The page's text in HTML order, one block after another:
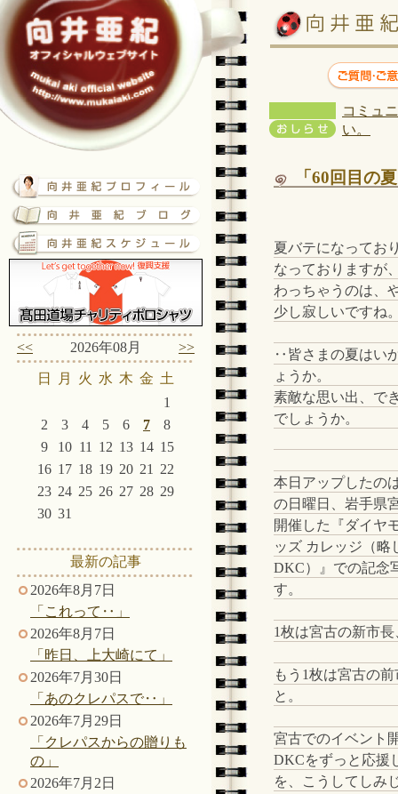
<< 2026年08月 >>
日 月 火 水 木 金 土
1
2
3 4 5 6 7
8
9
10 11 12 13 14 15
16 17 18 19 20 21
22
23 24 25 26 27 28 29
30 31
最新の記事
2026年8月7日
「これって‥」
2026年8月7日
「昨日、上大崎にて」
2026年7月30日
「あのクレパスで‥」
2026年7月29日
「クレパスからの贈りも
の」
2026年7月2日
コミュ
い。
「60回目の
夏バテになってお
なっておりますが
わっちゃうのは、
少し寂しいですね
‥皆さまの夏はい
ょうか。
素敵な思い出、で
でしょうか。
本日アップしたの
の日曜日、岩手県
開催した『ダイヤ
ッズ カレッジ（略
DKC）』での記念
す。
1枚は宮古の新市
もう1枚は宮古の
と。
宮古でのイベント
DKCをずっと応援
を、こうしてしみ